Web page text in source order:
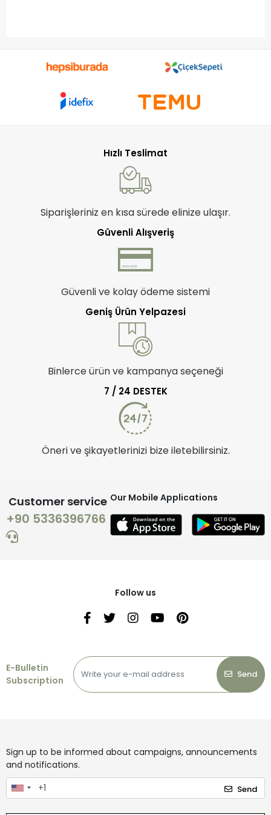
Hızlı Teslimat
Siparişleriniz en kısa sürede elinize ulaşır.
Güvenli Alışveriş
Güvenli ve kolay ödeme sistemi
Geniş Ürün Yelpazesi
Binlerce ürün ve kampanya seçeneği
7 / 24 DESTEK
Öneri ve şikayetlerinizi bize iletebilirsiniz.
Customer service
+90 5336396766
Our Mobile Applications
Follow us
E-Bulletin
Subscription
Send
Sign up to be informed about campaigns, announcements
and notifications.
Send